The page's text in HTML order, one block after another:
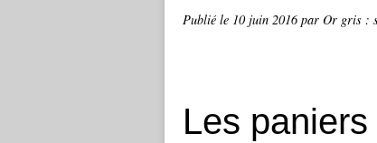
Publié le 10 juin 2016par Or gris :
Les